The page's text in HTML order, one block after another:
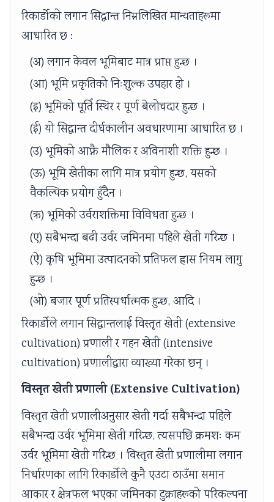
रिकार्डोको लगान सिद्धान्त निम्नलिखित मान्यताहरूमा
आधारित छ :
(अ) लगान केवल भूमिबाट मात्र प्राप्त हुन्छ ।
(आ) भूमि प्रकृतिको निःशुल्क उपहार हो ।
(इ) भूमिको पूर्ति स्थिर र पूर्ण बेलोचदार हुन्छ ।
(ई) यो सिद्धान्त दीर्घकालीन अवधारणामा आधारित छ ।
(उ) भूमिको आफ्नै मौलिक र अविनाशी शक्ति हुन्छ ।
(ऊ) भूमि खेतीका लागि मात्र प्रयोग हुन्छ, यसको
वैकल्पिक प्रयोग हुँदैन ।
(ऋ) भूमिको उर्वराशक्तिमा विविधता हुन्छ ।
(ए) सबैभन्दा बढी उर्वर जमिनमा पहिले खेती गरिन्छ ।
(ऐ) कृषि भूमिमा उत्पादनको प्रतिफल ह्रास नियम लागु
हुन्छ ।
(ओ) बजार पूर्ण प्रतिस्पर्धात्मक हुन्छ, आदि ।
रिकार्डोले लगान सिद्धान्तलाई विस्तृत खेती (extensive
cultivation) प्रणाली र गहन खेती (intensive
cultivation) प्रणालीद्वारा व्याख्या गरेका छन् ।
विस्तृत खेती प्रणाली (Extensive Cultivation)
विस्तृत खेती प्रणालीअनुसार खेती गर्दा सबैभन्दा पहिले
सबैभन्दा उर्वर भूमिमा खेती गरिन्छ, त्यसपछि क्रमशः कम
उर्वर भूमिमा खेती गरिन्छ । विस्तृत खेती प्रणालीमा लगान
निर्धारणका लागि रिकार्डोले कुनै एउटा ठाउँमा समान
आकार र क्षेत्रफल भएका जमिनका टुक्राहरूको परिकल्पना